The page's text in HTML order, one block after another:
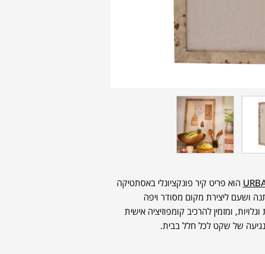
הוא פריט קיר פונקציונלי באסתטיקה
ושעם ליצירת מקום מסודר ויפה
ומזמין להרכיב קומפוזיציה אישית
של שקט לכל חלל בבית.